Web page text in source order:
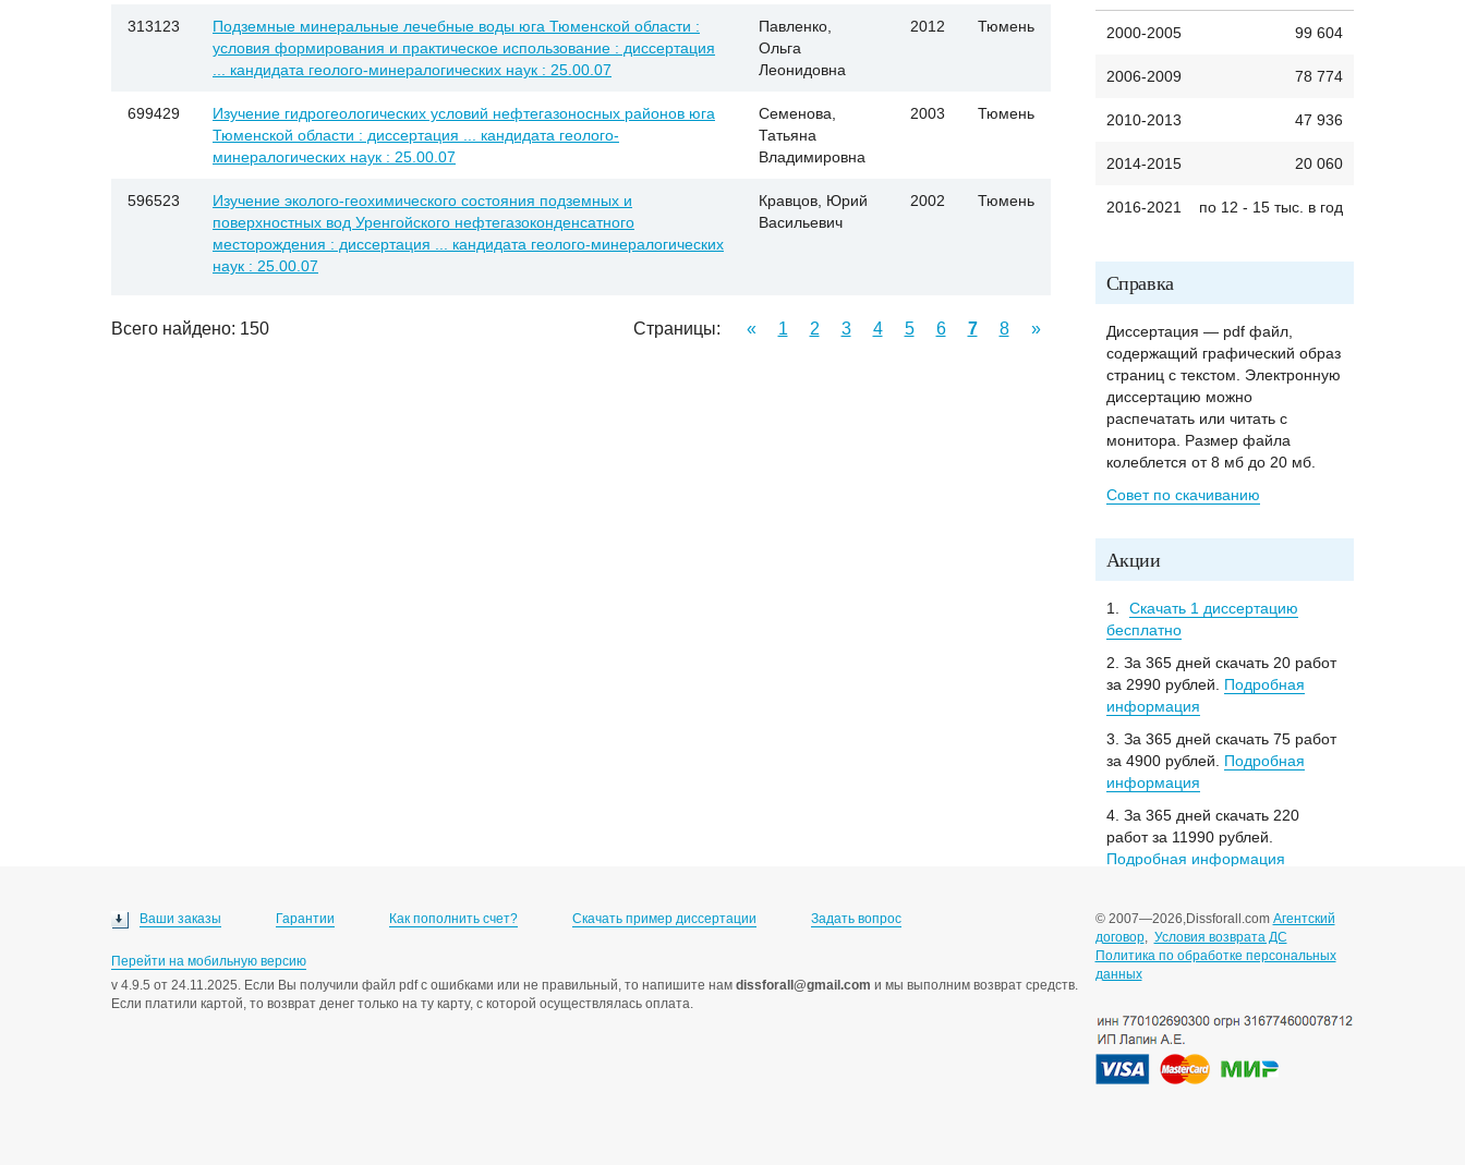
313123
Подземные минеральные лечебные воды юга Тюменской области :
условия формирования и практическое использование : диссертация
... кандидата геолого-минералогических наук : 25.00.07
Павленко,
Ольга
Леонидовна
2012 Тюмень
699429
Изучение гидрогеологических условий нефтегазоносных районов юга
Тюменской области : диссертация ... кандидата геолого-
минералогических наук : 25.00.07
Семенова,
Татьяна
Владимировна
2003 Тюмень
596523
Изучение эколого-геохимического состояния подземных и
поверхностных вод Уренгойского нефтегазоконденсатного
месторождения : диссертация ... кандидата геолого-минералогических
наук : 25.00.07
Кравцов, Юрий
Васильевич
2002 Тюмень
Всего найдено: 150 Страницы: « 1 2 3 4 5 6 7 8 »
2000-2005 99 604
2006-2009 78 774
2010-2013 47 936
2014-2015 20 060
2016-2021 по 12 - 15 тыс. в год
Справка
Диссертация — pdf файл,
содержащий графический образ
страниц с текстом. Электронную
диссертацию можно
распечатать или читать с
монитора. Размер файла
колеблется от 8 мб до 20 мб.
Совет по скачиванию
Акции
1.
Скачать 1 диссертацию
бесплатно
2. За 365 дней скачать 20 работ
за 2990 рублей. Подробная
информация
3. За 365 дней скачать 75 работ
за 4900 рублей. Подробная
информация
4. За 365 дней скачать 220
работ за 11990 рублей.
Подробная информация
Ваши заказы Гарантии Как пополнить счет? Скачать пример диссертации Задать вопрос
Перейти на мобильную версию
v 4.9.5 от 24.11.2025. Если Вы получили файл pdf с ошибками или не правильный, то напишите нам dissforall@gmail.com и мы выполним возврат средств.
Если платили картой, то возврат денег только на ту карту, с которой осуществлялась оплата.
© 2007—2026,Dissforall.com Агентский
договор, Условия возврата ДС
Политика по обработке персональных
данных